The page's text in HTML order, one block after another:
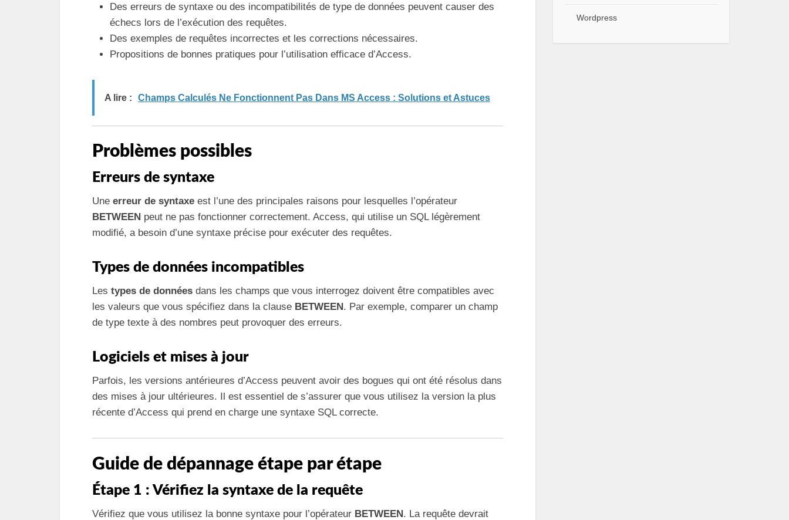
Des erreurs de syntaxe ou des incompatibilités de type de données peuvent causer des
échecs lors de l’exécution des requêtes.
Des exemples de requêtes incorrectes et les corrections nécessaires.
Propositions de bonnes pratiques pour l’utilisation efficace d’Access.
A lire : Champs Calculés Ne Fonctionnent Pas Dans MS Access : Solutions et Astuces
Problèmes possibles
Erreurs de syntaxe
Une erreur de syntaxe est l’une des principales raisons pour lesquelles l’opérateur
BETWEEN peut ne pas fonctionner correctement. Access, qui utilise un SQL légèrement
modifié, a besoin d’une syntaxe précise pour exécuter des requêtes.
Types de données incompatibles
Les types de données dans les champs que vous interrogez doivent être compatibles avec
les valeurs que vous spécifiez dans la clause BETWEEN. Par exemple, comparer un champ
de type texte à des nombres peut provoquer des erreurs.
Logiciels et mises à jour
Parfois, les versions antérieures d’Access peuvent avoir des bogues qui ont été résolus dans
des mises à jour ultérieures. Il est essentiel de s’assurer que vous utilisez la version la plus
récente d’Access qui prend en charge une syntaxe SQL correcte.
Guide de dépannage étape par étape
Étape 1 : Vérifiez la syntaxe de la requête
Vérifiez que vous utilisez la bonne syntaxe pour l’opérateur BETWEEN. La requête devrait
Wordpress